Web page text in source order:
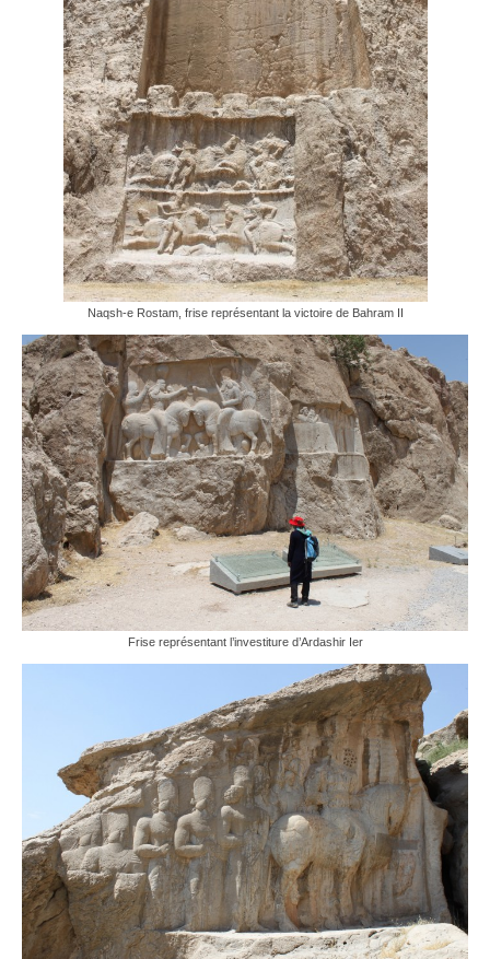
Naqsh-e Rostam, frise représentant la victoire de Bahram II
Frise représentant l’investiture d’Ardashir Ier